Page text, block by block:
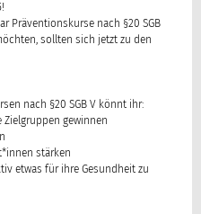
Präventionskurse nach §20 SGB
sollten sich jetzt zu den
nach §20 SGB V könnt ihr:
Zielgruppen gewinnen
stärken
etwas für ihre Gesundheit zu